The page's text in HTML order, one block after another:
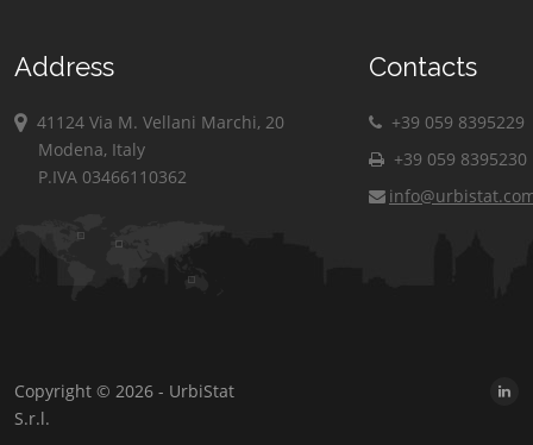
Address
41124 Via M. Vellani Marchi, 20
Modena, Italy
P.IVA 03466110362
Contacts
+39 059 8395229
+39 059 8395230
Copyright © 2026 - UrbiStat
S.r.l.